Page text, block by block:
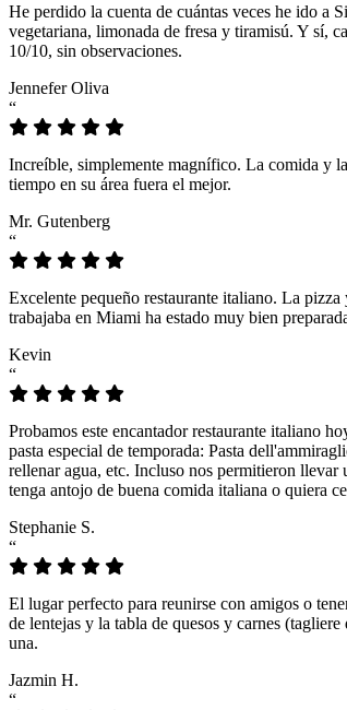
He perdido la cuenta de cuántas veces he ido a
vegetariana, limonada de fresa y tiramisú. Y sí,
10/10, sin observaciones.
Jennefer Oliva
“
Increíble, simplemente magnífico. La comida y
tiempo en su área fuera el mejor.
Mr. Gutenberg
“
Excelente pequeño restaurante italiano. La
trabajaba en Miami ha estado muy bien
Kevin
“
Probamos este encantador restaurante italiano
pasta especial de temporada: Pasta
rellenar agua, etc. Incluso nos permitieron llevar
tenga antojo de buena comida italiana o quiera
Stephanie S.
“
El lugar perfecto para reunirse con amigos o
de lentejas y la tabla de quesos y carnes
una.
Jazmin H.
“